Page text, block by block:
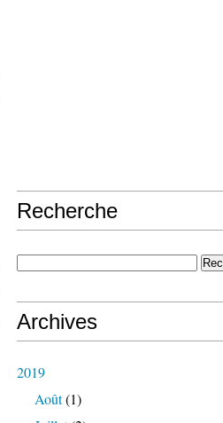
Recherche
Archives
2019
Août(1)